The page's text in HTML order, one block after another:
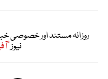
روزانہ مستند اور خصوصی
نیوز